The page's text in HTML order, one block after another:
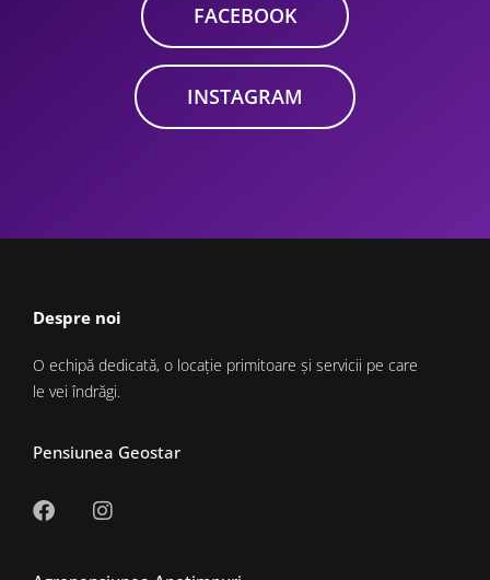
FACEBOOK
INSTAGRAM
Despre noi
O echipă dedicată, o locație primitoare și servicii pe care
le vei îndrăgi.
Pensiunea Geostar